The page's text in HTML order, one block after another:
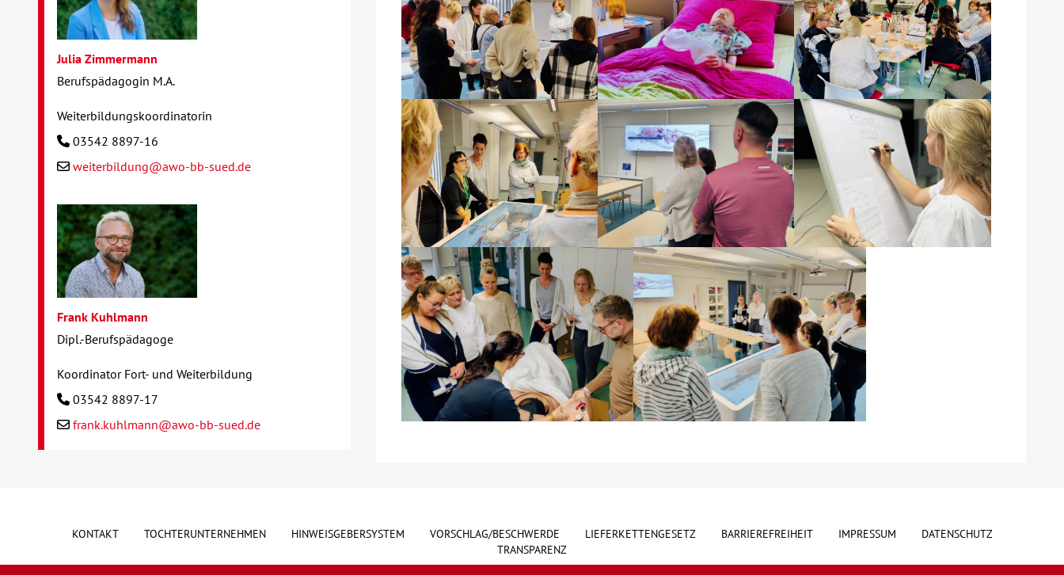
Julia Zimmermann
Berufspädagogin M.A.
Weiterbildungskoordinatorin
03542 8897-16
weiterbildung@awo-bb-sued.de
Frank Kuhlmann
Dipl.-Berufspädagoge
Koordinator Fort- und Weiterbildung
03542 8897-17
frank.kuhlmann@awo-bb-sued.de
KONTAKT TOCHTERUNTERNEHMEN HINWEISGEBERSYSTEM VORSCHLAG/BESCHWERDE LIEFERKETTENGESETZ BARRIEREFREIHEIT IMPRESSUM
DATENSCHUTZ
TRANSPARENZ